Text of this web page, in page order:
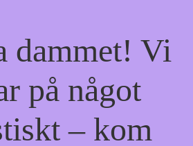
dammet! Vi
på något
– kom